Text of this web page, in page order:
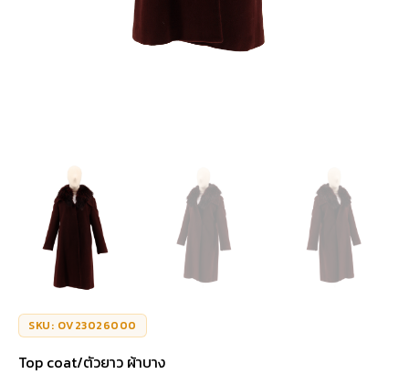
SKU: OV23026000
Top coat/ตัวยาว ผ้าบาง